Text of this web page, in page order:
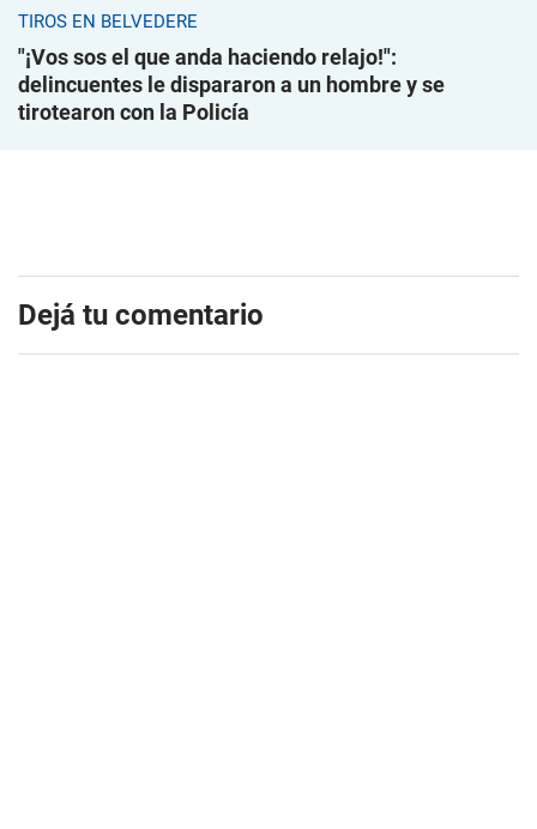
TIROS EN BELVEDERE
"¡Vos sos el que anda haciendo relajo!":
delincuentes le dispararon a un hombre y se
tirotearon con la Policía
Dejá tu comentario